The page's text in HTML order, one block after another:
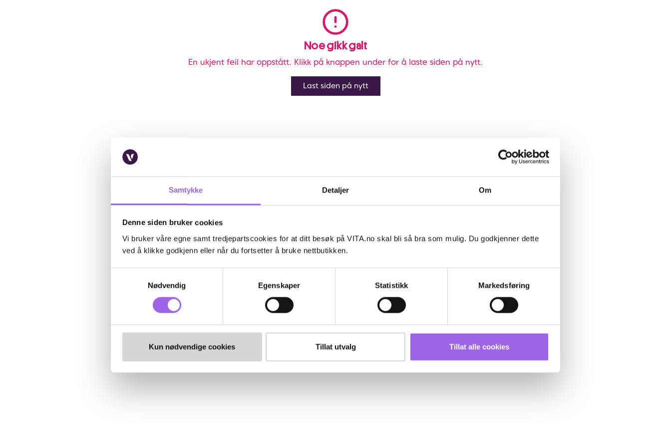
Samtykke Detaljer Om
Denne siden bruker cookies
Vi bruker våre egne samt tredjepartscookies for at ditt besøk på VITA.no skal bli så bra som mulig. Du godkjenner dette
ved å klikke godkjenn eller når du fortsetter å bruke nettbutikken.
Nødvendig
Egenskaper Statistikk Markedsføring
Kun nødvendige cookies Tillat utvalg Tillat alle cookies
Noe gikk galt
En ukjent feil har oppstått. Klikk på knappen under for å laste siden på nytt.
Last siden på nytt